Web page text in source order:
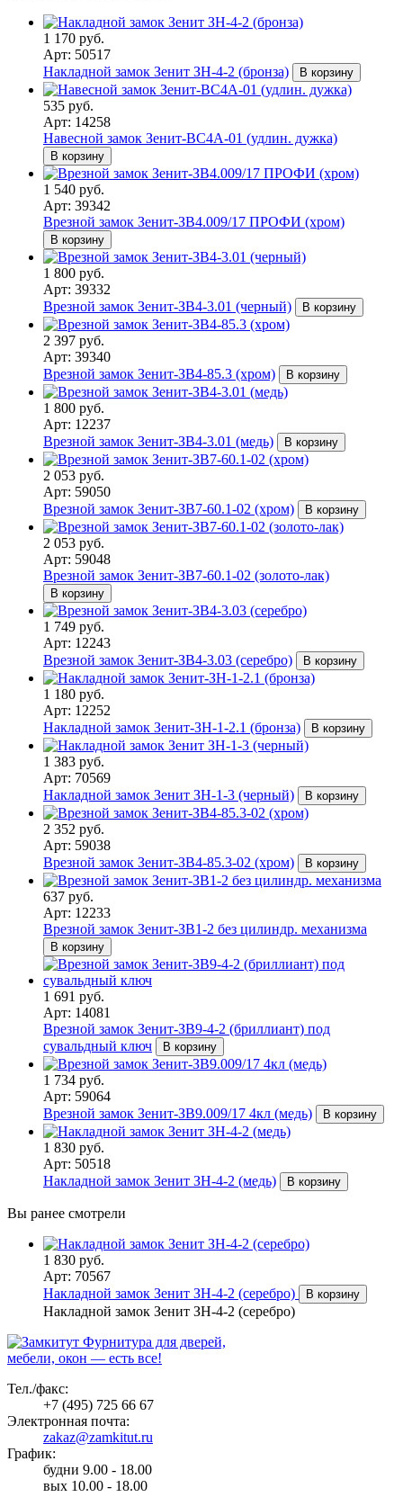
1 170 руб.
Арт: 50517
Накладной замок Зенит ЗН-4-2 (бронза)
В корзину
535 руб.
Арт: 14258
Навесной замок Зенит-ВС4А-01 (удлин. дужка)
В корзину
1 540 руб.
Арт: 39342
Врезной замок Зенит-ЗВ4.009/17 ПРОФИ (хром)
В корзину
1 800 руб.
Арт: 39332
Врезной замок Зенит-ЗВ4-3.01 (черный)
В корзину
2 397 руб.
Арт: 39340
Врезной замок Зенит-ЗВ4-85.3 (хром)
В корзину
1 800 руб.
Арт: 12237
Врезной замок Зенит-ЗВ4-3.01 (медь)
В корзину
2 053 руб.
Арт: 59050
Врезной замок Зенит-ЗВ7-60.1-02 (хром)
В корзину
2 053 руб.
Арт: 59048
Врезной замок Зенит-ЗВ7-60.1-02 (золото-лак)
В корзину
1 749 руб.
Арт: 12243
Врезной замок Зенит-ЗВ4-3.03 (серебро)
В корзину
1 180 руб.
Арт: 12252
Накладной замок Зенит-ЗН-1-2.1 (бронза)
В корзину
1 383 руб.
Арт: 70569
Накладной замок Зенит ЗН-1-3 (черный)
В корзину
2 352 руб.
Арт: 59038
Врезной замок Зенит-ЗВ4-85.3-02 (хром)
В корзину
637 руб.
Арт: 12233
Врезной замок Зенит-ЗВ1-2 без цилиндр. механизма
В корзину
1 691 руб.
Арт: 14081
Врезной замок Зенит-ЗВ9-4-2 (бриллиант) под
сувальдный ключ
В корзину
1 734 руб.
Арт: 59064
Врезной замок Зенит-ЗВ9.009/17 4кл (медь)
В корзину
1 830 руб.
Арт: 50518
Накладной замок Зенит ЗН-4-2 (медь)
В корзину
Вы ранее смотрели
1 830 руб.
Арт: 70567
Накладной замок Зенит ЗН-4-2 (серебро)
В корзину
Накладной замок Зенит ЗН-4-2 (серебро)
Фурнитура для дверей,
мебели, окон — есть все!
Тел./факс:
+7 (495) 725 66 67
Электронная почта:
zakaz@zamkitut.ru
График:
будни 9.00 - 18.00
вых 10.00 - 18.00